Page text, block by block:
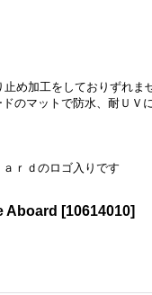
め加工をしておりずれま
のマットで防水、耐ＵＶ
ｒｄのロゴ入りです
[10614010]